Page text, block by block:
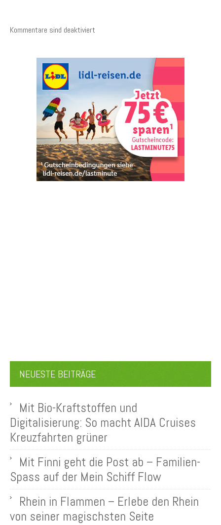
Kommentare sind deaktiviert
NEUESTE BEITRÄGE
Mit Bio-Kraftstoffen und
Digitalisierung: So macht AIDA Cruises
Kreuzfahrten grüner
Mit Finni geht die Post ab – Familien-
Spass auf der Mein Schiff Flow
Rhein in Flammen – Erlebe den Rhein
von seiner magischsten Seite